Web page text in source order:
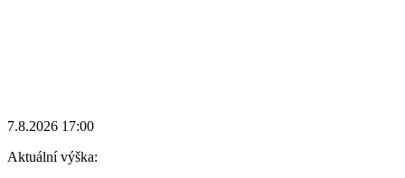
7.8.2026 17:00
Aktuální výška: